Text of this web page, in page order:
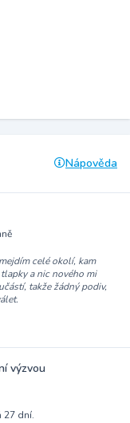
Nápověda
celé okolí, kam
a nic nového mi
takže žádný podiv,
výzvou
27 dní.